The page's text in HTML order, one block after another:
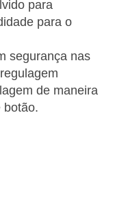
para
para o
segurança nas
de maneira
botão.